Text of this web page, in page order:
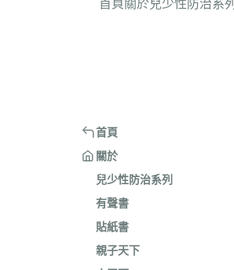
首頁 關於兒少性防治系列
首頁
關於
兒少性防治系列
有聲書
貼紙書
親子天下